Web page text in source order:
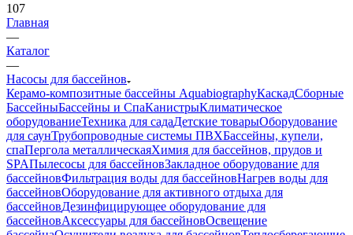
107
Главная
—
Каталог
—
Насосы для бассейнов
Керамо-композитные бассейны AquabiographyКаскадСборные
БассейныБассейны и СпаКанистрыКлиматическое
оборудованиеТехника для садаДетские товарыОборудование
для саунТрубопроводные системы ПВХБассейны, купели,
спаПергола металлическаяХимия для бассейнов, прудов и
SPAПылесосы для бассейновЗакладное оборудование для
бассейновФильтрация воды для бассейновНагрев воды для
бассейновОборудование для активного отдыха для
бассейновДезинфицирующее оборудование для
бассейновАксессуары для бассейновОсвещение